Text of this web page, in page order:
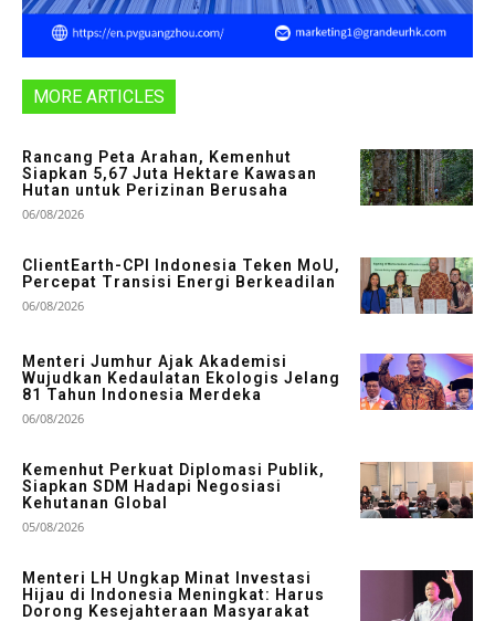
MORE ARTICLES
Rancang Peta Arahan, Kemenhut
Siapkan 5,67 Juta Hektare Kawasan
Hutan untuk Perizinan Berusaha
06/08/2026
ClientEarth-CPI Indonesia Teken MoU,
Percepat Transisi Energi Berkeadilan
06/08/2026
Menteri Jumhur Ajak Akademisi
Wujudkan Kedaulatan Ekologis Jelang
81 Tahun Indonesia Merdeka
06/08/2026
Kemenhut Perkuat Diplomasi Publik,
Siapkan SDM Hadapi Negosiasi
Kehutanan Global
05/08/2026
Menteri LH Ungkap Minat Investasi
Hijau di Indonesia Meningkat: Harus
Dorong Kesejahteraan Masyarakat